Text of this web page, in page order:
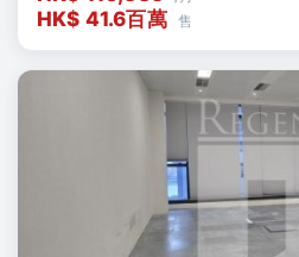
HK$ 41.6百萬 售